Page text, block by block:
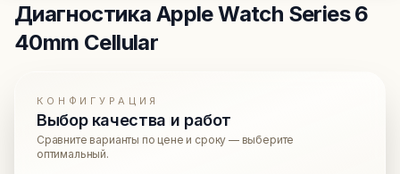
Диагностика Apple Watch Series 6
40mm Cellular
КОНФИГУРАЦИЯ
Выбор качества и работ
Сравните варианты по цене и сроку — выберите
оптимальный.